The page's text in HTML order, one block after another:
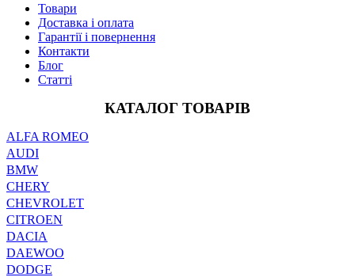
Товари
Доставка і оплата
Гарантії і повернення
Контакти
Блог
Статті
КАТАЛОГ ТОВАРІВ
ALFA ROMEO
AUDI
BMW
CHERY
CHEVROLET
CITROEN
DACIA
DAEWOO
DODGE